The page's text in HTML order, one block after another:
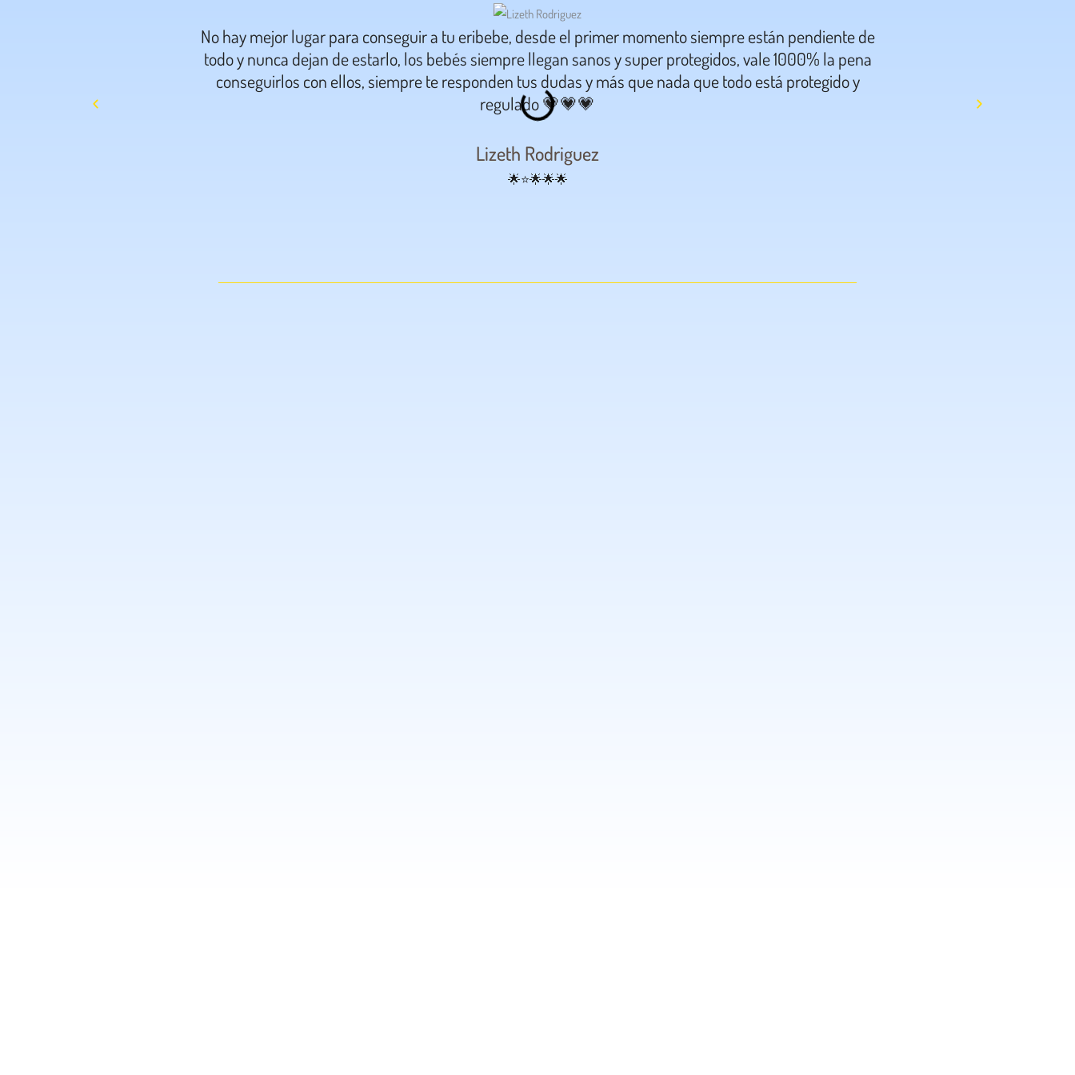
No hay mejor lugar para conseguir a tu eribebe, desde el primer momento siempre están pendiente de
todo y nunca dejan de estarlo, los bebés siempre llegan sanos y super protegidos, vale 1000% la pena
conseguirlos con ellos, siempre te responden tus dudas y más que nada que todo está protegido y
regulado 💗💗💗
Lizeth Rodriguez
🌟⭐🌟🌟🌟